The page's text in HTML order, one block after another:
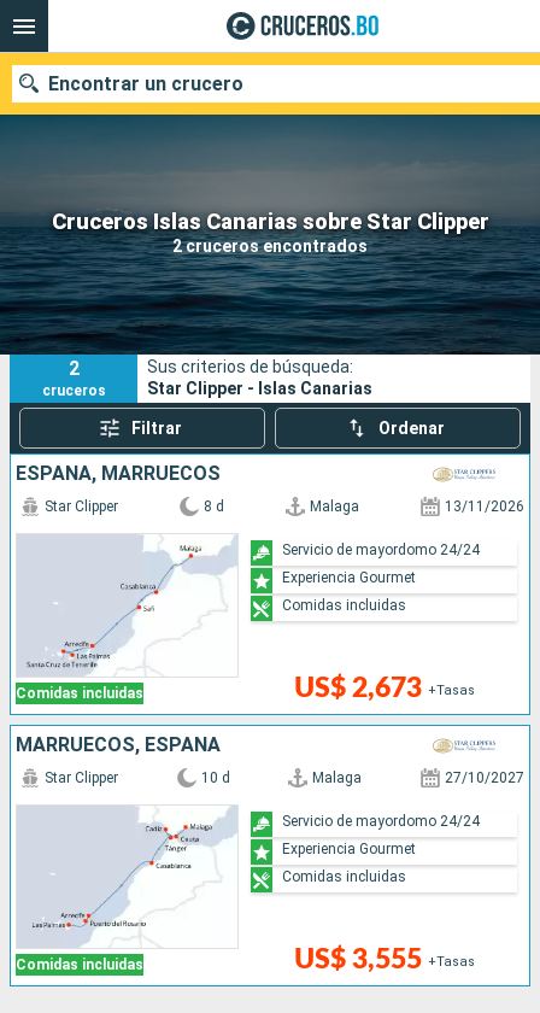
Cruceros Islas Canarias sobre Star Clipper
2 cruceros encontrados
Encontrar un crucero
Nuestros destinos
Fecha de salida
Puertos Compañías
Buscar
2
cruceros
Sus criterios de búsqueda:
Star Clipper - Islas Canarias
Filtrar Ordenar
ESPAÑA, MARRUECOS
Comidas incluidas
Star Clipper 8 d Malaga 13/11/2026
US$ 2,673 +Tasas
Servicio de mayordomo 24/24
Experiencia Gourmet
Comidas incluidas
MARRUECOS, ESPAÑA
Comidas incluidas
Star Clipper 10 d Malaga 27/10/2027
US$ 3,555 +Tasas
Servicio de mayordomo 24/24
Experiencia Gourmet
Comidas incluidas